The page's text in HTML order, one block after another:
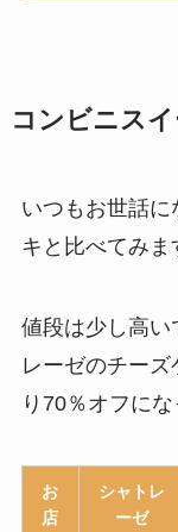
コンビニス
いつもお世話
キと比べてみま
値段は少し高い
レーゼのチー
り70％オフにな
お
店
シャトレ
ーゼ